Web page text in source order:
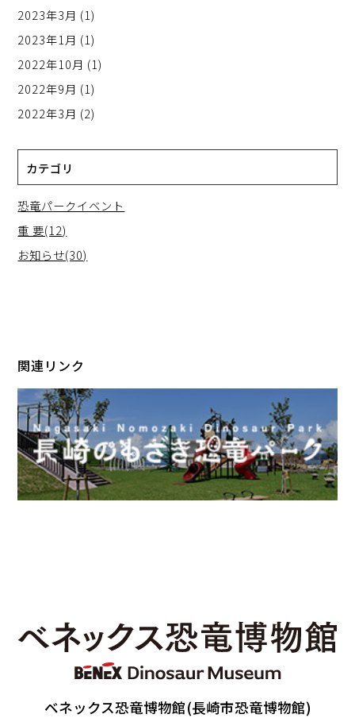
2023年3月 (1)
2023年1月 (1)
2022年10月 (1)
2022年9月 (1)
2022年3月 (2)
カテゴリ
恐竜パークイベント
重 要(12)
お知らせ(30)
関連リンク
ベネックス恐竜博物館(長崎市恐竜博物館)